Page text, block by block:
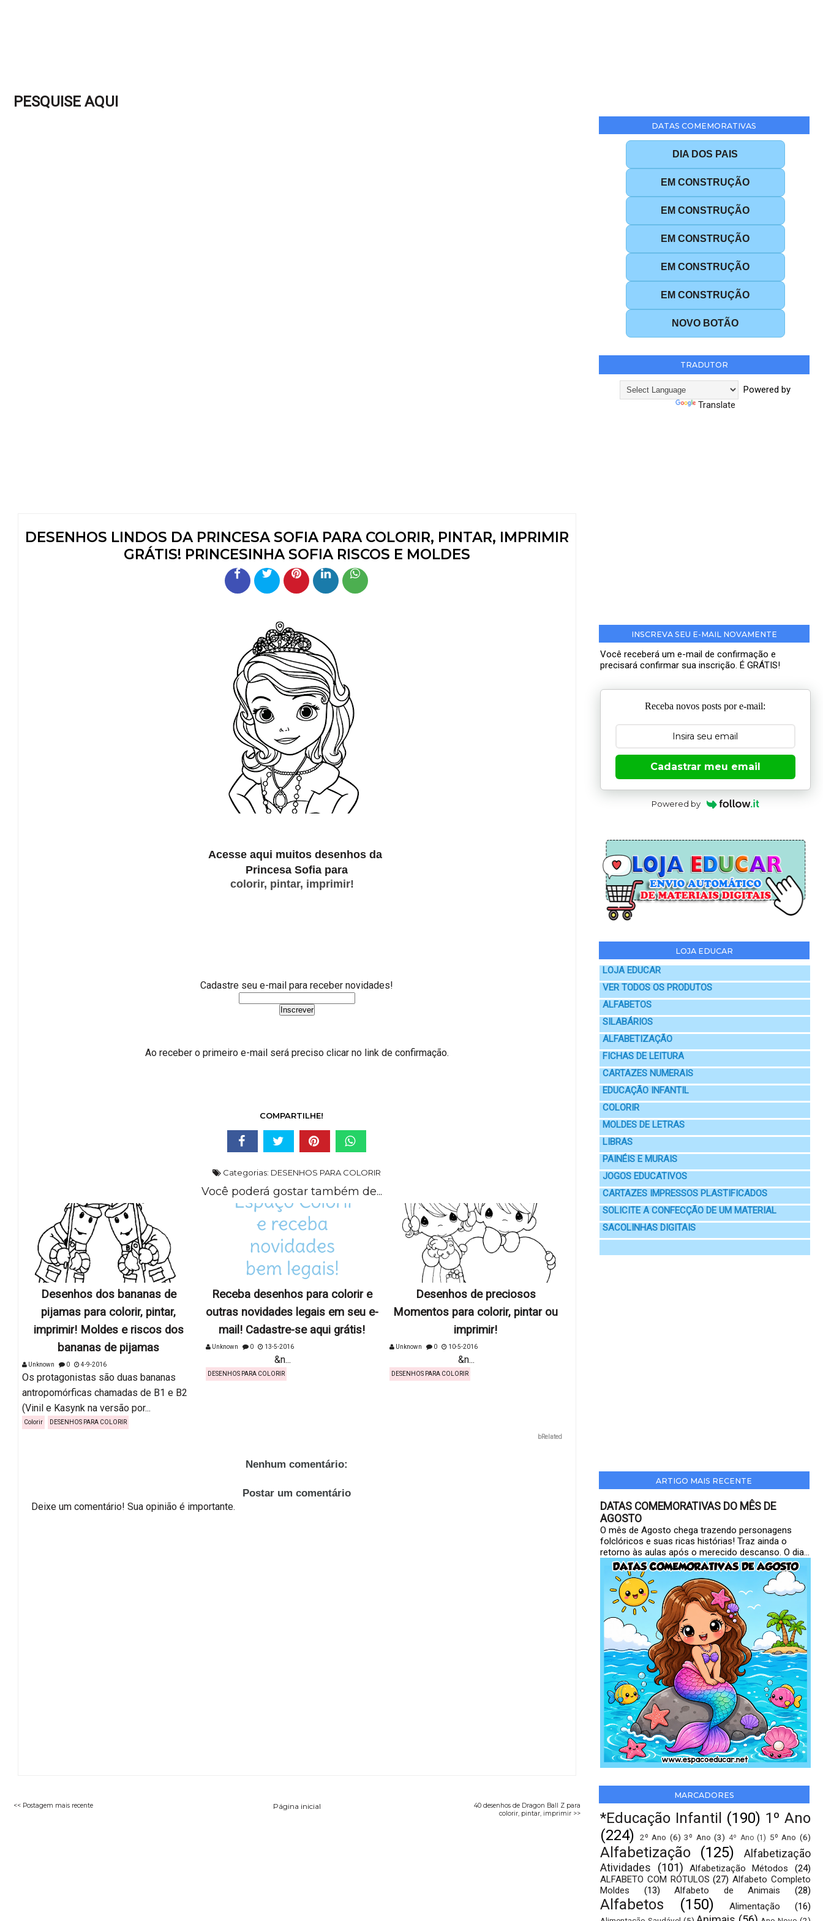
PESQUISE AQUI
DESENHOS LINDOS DA PRINCESA SOFIA PARA COLORIR, PINTAR, IMPRIMIR
GRÁTIS! PRINCESINHA SOFIA RISCOS E MOLDES
Acesse aqui muitos desenhos da
Princesa Sofia para
colorir, pintar, imprimir!
Cadastre seu e-mail para receber novidades!
Ao receber o primeiro e-mail será preciso clicar no link de confirmação.
COMPARTILHE!
Categorias: DESENHOS PARA COLORIR
Você poderá gostar também de...
Desenhos dos bananas de
pijamas para colorir, pintar,
imprimir! Moldes e riscos dos
bananas de pijamas
Unknown 0 4-9-2016
Os protagonistas são duas bananas
antropomórficas chamadas de B1 e B2
(Vinil e Kasynk na versão por...
Colorir DESENHOS PARA COLORIR
Receba desenhos para colorir e
outras novidades legais em seu e-
mail! Cadastre-se aqui grátis!
Unknown 0 13-5-2016
&n...
DESENHOS PARA COLORIR
Desenhos de preciosos
Momentos para colorir, pintar ou
imprimir!
Unknown 0 10-5-2016
&n...
DESENHOS PARA COLORIR
bRelated
Nenhum comentário:
Postar um comentário
Deixe um comentário! Sua opinião é importante.
<< Postagem mais recente
40 desenhos de Dragon Ball Z para
colorir, pintar, imprimir >>
Página inicial
DATAS COMEMORATIVAS
DIA DOS PAIS
EM CONSTRUÇÃO
EM CONSTRUÇÃO
EM CONSTRUÇÃO
EM CONSTRUÇÃO
EM CONSTRUÇÃO
NOVO BOTÃO
TRADUTOR
Powered by
Translate
INSCREVA SEU E-MAIL NOVAMENTE
Você receberá um e-mail de confirmação e
precisará confirmar sua inscrição. É GRÁTIS!
Receba novos posts por e-mail:
Cadastrar meu email
Powered by
LOJA EDUCAR
LOJA EDUCAR
VER TODOS OS PRODUTOS
ALFABETOS
SILABÁRIOS
ALFABETIZAÇÃO
FICHAS DE LEITURA
CARTAZES NUMERAIS
EDUCAÇÃO INFANTIL
COLORIR
MOLDES DE LETRAS
LIBRAS
PAINÉIS E MURAIS
JOGOS EDUCATIVOS
CARTAZES IMPRESSOS PLASTIFICADOS
SOLICITE A CONFECÇÃO DE UM MATERIAL
SACOLINHAS DIGITAIS
ARTIGO MAIS RECENTE
DATAS COMEMORATIVAS DO MÊS DE
AGOSTO
O mês de Agosto chega trazendo personagens
folclóricos e suas ricas histórias! Traz ainda o
retorno às aulas após o merecido descanso. O dia...
MARCADORES
*Educação Infantil (190) 1º Ano
(224)
2º Ano (6) 3º Ano (3) 4º Ano (1) 5º Ano (6)
Alfabetização (125)
Alfabetização
Atividades
(101) Alfabetização Métodos
(24)
ALFABETO COM RÓTULOS (27) Alfabeto Completo
Moldes
(13) Alfabeto de Animais (28)
Alfabetos (150) Alimentação (16)